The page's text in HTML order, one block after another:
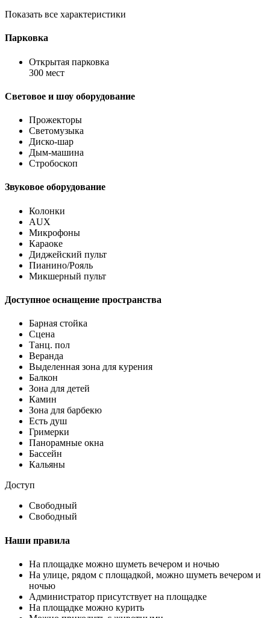
Показать все характеристики
Парковка
Открытая парковка
300 мест
Световое и шоу оборудование
Прожекторы
Светомузыка
Диско-шар
Дым-машина
Стробоскоп
Звуковое оборудование
Колонки
AUX
Микрофоны
Караоке
Диджейский пульт
Пианино/Рояль
Микшерный пульт
Доступное оснащение пространства
Барная стойка
Сцена
Танц. пол
Веранда
Выделенная зона для курения
Балкон
Зона для детей
Камин
Зона для барбекю
Есть душ
Гримерки
Панорамные окна
Бассейн
Кальяны
Доступ
Свободный
Свободный
Наши правила
На площадке можно шуметь вечером и ночью
На улице, рядом с площадкой, можно шуметь вечером и
ночью
Администратор присутствует на площадке
На площадке можно курить